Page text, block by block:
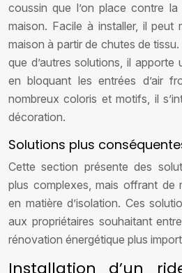
coussin que l’on place contre la
maison. Facile à installer, il peut
maison à partir de chutes de
que d’autres solutions, il apporte
en bloquant les entrées d’air
nombreux coloris et motifs, il
décoration.
Solutions plus
Cette section présente des
plus complexes, mais offrant de
en matière d’isolation. Ces
aux propriétaires souhaitant
rénovation énergétique plus
Installation d’un